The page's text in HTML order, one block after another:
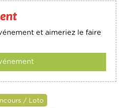
et aimeriez le faire
/ Loto